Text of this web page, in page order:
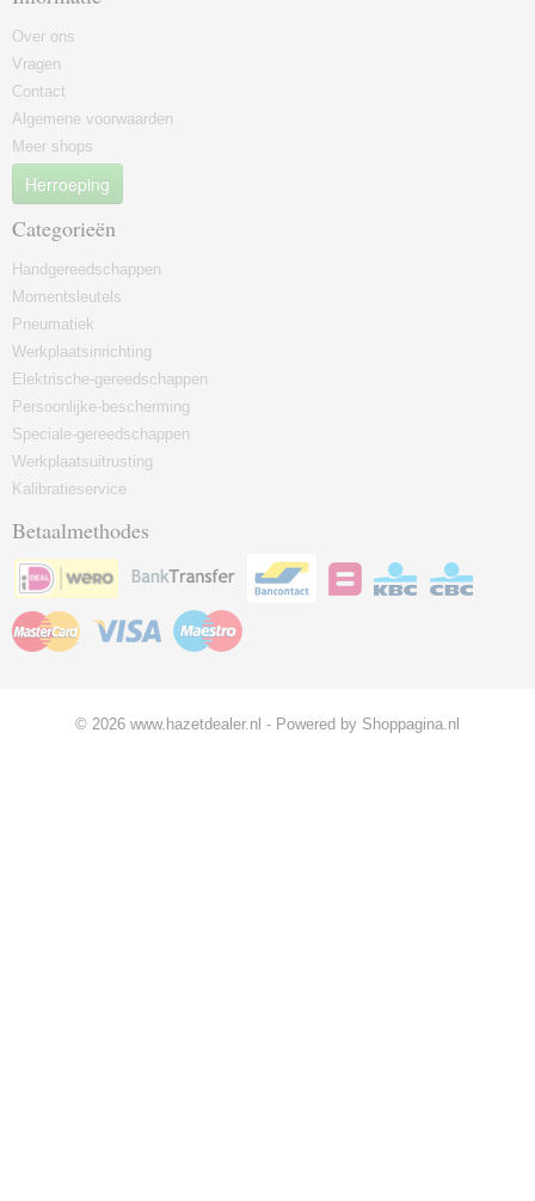
Over ons
Vragen
Contact
Algemene voorwaarden
Meer shops
Herroeping
Categorieën
Handgereedschappen
Momentsleutels
Pneumatiek
Werkplaatsinrichting
Elektrische-gereedschappen
Persoonlijke-bescherming
Speciale-gereedschappen
Werkplaatsuitrusting
Kalibratieservice
Betaalmethodes
© 2026 www.hazetdealer.nl - Powered by Shoppagina.nl